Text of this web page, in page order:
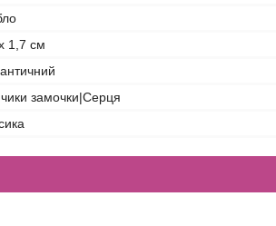
1,7 см
замочки|Серця